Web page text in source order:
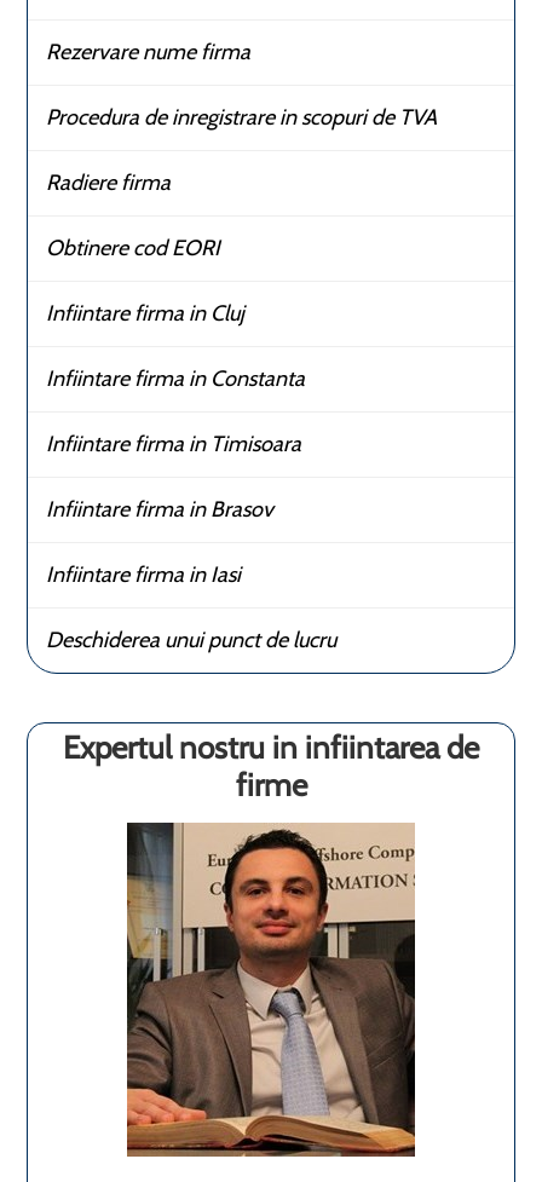
Rezervare nume firma
Procedura de inregistrare in scopuri de TVA
Radiere firma
Obtinere cod EORI
Infiintare firma in Cluj
Infiintare firma in Constanta
Infiintare firma in Timisoara
Infiintare firma in Brasov
Infiintare firma in Iasi
Deschiderea unui punct de lucru
Expertul nostru in infiintarea de
firme